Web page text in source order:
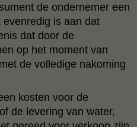
de ondernemer een
is aan dat
dat door de
op het moment van
de volledige nakoming
kosten voor de
de levering van water,